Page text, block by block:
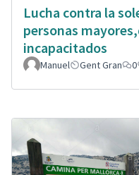
Lucha contra la
personas
incapacitados
Manuel Gent Gran 0